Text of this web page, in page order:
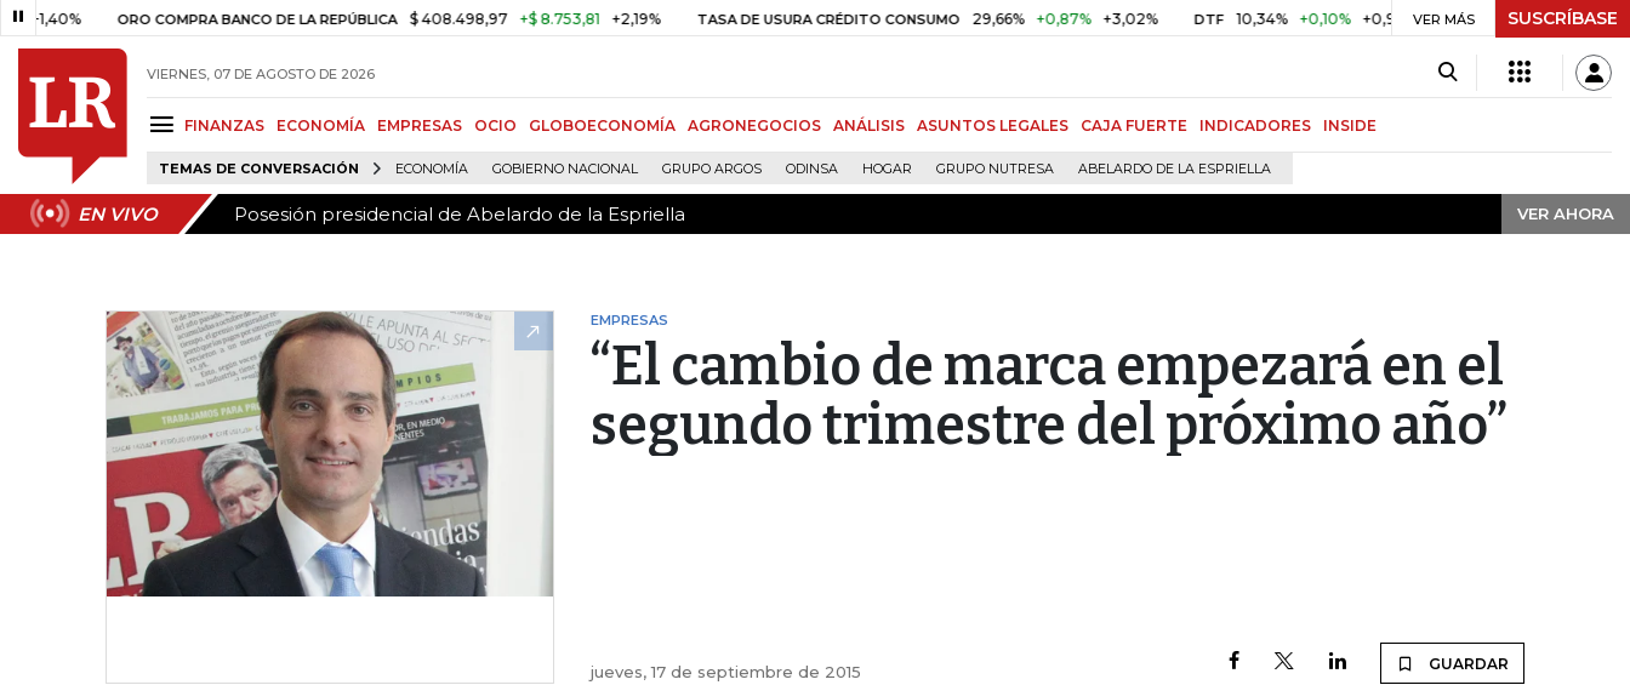
ORO COMPRA BANCO DE LA REPÚBLICA $ 408.498,97 +$ 8.753,81 +2,19% TASA DE USURA CRÉDITO CONSUMO 29,66% +0,87% +3,02% DTF 10,34% +0,10% +0,98% UVR $ 416,91 +$ 0,05 +0,01%
VER MÁS SUSCRÍBASE
VIERNES, 07 DE AGOSTO DE 2026
FINANZAS ECONOMÍA EMPRESAS OCIO GLOBOECONOMÍA AGRONEGOCIOS ANÁLISIS ASUNTOS LEGALES CAJA FUERTE INDICADORES INSIDE
TEMAS DE CONVERSACIÓN ECONOMÍA GOBIERNO NACIONAL GRUPO ARGOS ODINSA HOGAR GRUPO NUTRESA ABELARDO DE LA ESPRIELLA
EN VIVO Posesión presidencial de Abelardo de la Espriella VER AHORA
EN VIVO Posesión presidencial de Abelardo de la Espriella VER AHORA
EMPRESAS
“El cambio de marca empezará en el
segundo trimestre del próximo año”
jueves, 17 de septiembre de 2015 GUARDAR